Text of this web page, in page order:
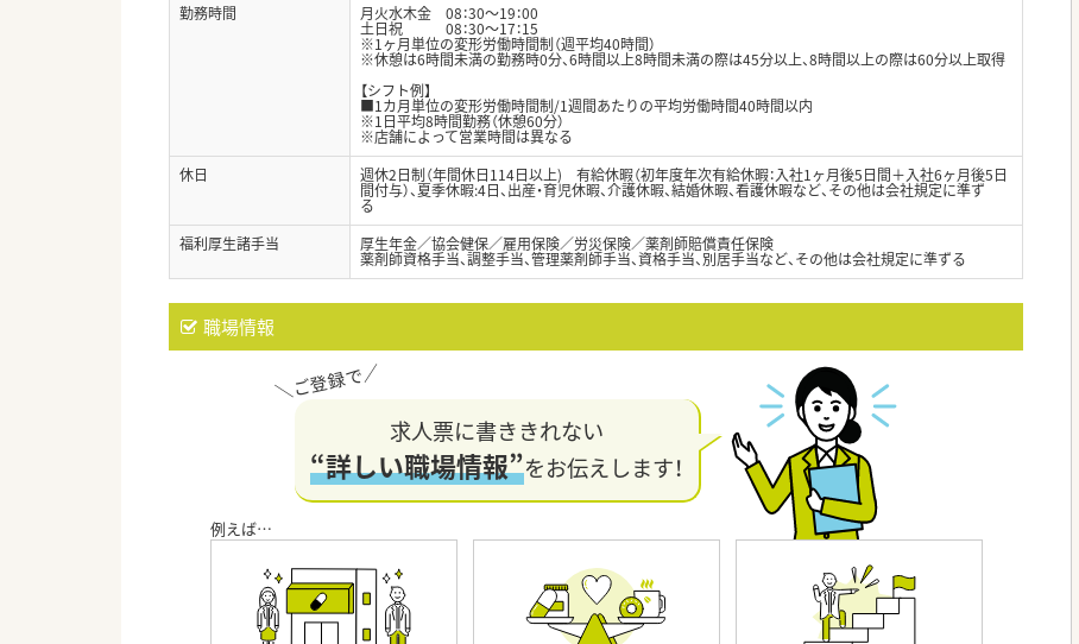
勤務時間
月火水木金 08：30～19：00
土日祝 08：30～17：15
※1ヶ月単位の変形労働時間制（週平均40時間）
※休憩は6時間未満の勤務時0分、6時間以上8時間未満の際は45分以上、8時間以上の際は60分以上取得
【シフト例】
■1カ月単位の変形労働時間制/1週間あたりの平均労働時間40時間以内
※1日平均8時間勤務（休憩60分）
※店舗によって営業時間は異なる
休日
週休2日制（年間休日114日以上) 有給休暇（初年度年次有給休暇：入社1ヶ月後5日間＋入社6ヶ月後5日
間付与）、夏季休暇:4日、出産・育児休暇、介護休暇、結婚休暇、看護休暇など、その他は会社規定に準ず
る
福利厚生諸手当
厚生年金／協会健保／雇用保険／労災保険／薬剤師賠償責任保険
薬剤師資格手当、調整手当、管理薬剤師手当、資格手当、別居手当など、その他は会社規定に準ずる
職場情報
求人票に書ききれない
“詳しい職場情報”をお伝えします！